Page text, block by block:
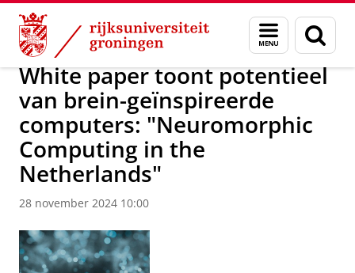
Skip
Content
Skip
Navigation
Menu
en
zoeken
Over ons CogniGron
White paper toont potentieel
van brein-geïnspireerde
computers: "Neuromorphic
Computing in the
Netherlands"
28 november 2024 10:00